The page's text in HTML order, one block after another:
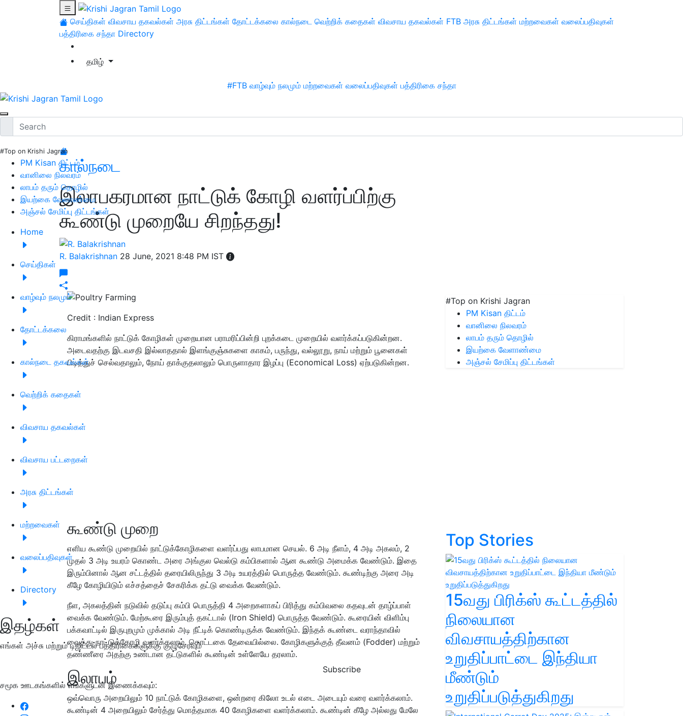
செய்திகள் விவசாய தகவல்கள் அரசு திட்டங்கள் தோட்டக்கலை கால்நடை வெற்றிக் கதைகள் விவசாய தகவல்கள் FTB அரசு திட்டங்கள் மற்றவைகள் வலைப்பதிவுகள்
பத்திரிகை சந்தா Directory
தமிழ்
#FTB வாழ்வும் நலமும் மற்றவைகள் வலைப்பதிவுகள் பத்திரிகை சந்தா
#Top on Krishi Jagran
PM Kisan திட்டம்
வானிலை நிலவரம்
லாபம் தரும் தொழில்
இயற்கை வேளாண்மை
அஞ்சல் சேமிப்பு திட்டங்கள்
Home
செய்திகள்
வாழ்வும் நலமும்
தோட்டக்கலை
கால்நடை தகவல்கள்
வெற்றிக் கதைகள்
விவசாய தகவல்கள்
விவசாய பட்டறைகள்
அரசு திட்டங்கள்
மற்றவைகள்
வலைப்பதிவுகள்
Directory
இதழ்கள்
எங்கள் அச்சு மற்றும் டிஜிட்டல் பத்திரிகைகளுக்கு குழுசேரவும்
Subscribe
சமூக ஊடகங்களில் எங்களுடன் இணைக்கவும்:
கால்நடை
இலாபகரமான நாட்டுக் கோழி வளர்ப்பிற்கு
கூண்டு முறையே சிறந்தது!
R. Balakrishnan 28 June, 2021 8:48 PM IST
Credit : Indian Express
கிராமங்களில் நாட்டுக் கோழிகள் முறையான பராமரிப்பின்றி புறக்கடை முறையில் வளர்க்கப்படுகின்றன.
அடைவதற்கு இடவசதி இல்லாததால் இளங்குஞ்சுகளை காகம், பருந்து, வல்லூறு, நாய் மற்றும் பூனைகள்
பிடித்துச் செல்வதாலும், நோய் தாக்குதலாலும் பொருளாதார இழப்பு (Economical Loss) ஏற்படுகின்றன.
கூண்டு முறை
எளிய கூண்டு முறையில் நாட்டுக்கோழிகளை வளர்ப்பது லாபமான செயல். 6 அடி நீளம், 4 அடி அகலம், 2
முதல் 3 அடி உயரம் கொண்ட அரை அங்குல வெல்டு கம்பிகளால் ஆன கூண்டு அமைக்க வேண்டும். இதை
இரும்பினால் ஆன சட்டத்தில் தரையிலிருந்து 3 அடி உயரத்தில் பொருத்த வேண்டும். கூண்டிற்கு அரை அடி
கீழே கோழியிடும் எச்சத்தைச் சேகரிக்க தட்டு வைக்க வேண்டும்.
நீள, அகலத்தின் நடுவில் தடுப்பு கம்பி பொருத்தி 4 அறைகளாகப் பிரித்து கம்பிவலை கதவுடன் தாழ்ப்பாள்
வைக்க வேண்டும். மேற்கூரை இரும்புத் தகட்டால் (Iron Shield) பொருத்த வேண்டும். கூரையின் விளிம்பு
பக்கவாட்டில் இருபுறமும் முக்கால் அடி நீட்டிக் கொண்டிருக்க வேண்டும். இந்தக் கூண்டை வராந்தாவில்
வைத்து நாட்டுக்கோழி வளர்க்கலாம். கொட்டகை தேவையில்லை. கோழிகளுக்குத் தீவனம் (Fodder) மற்றும்
தண்ணீரை அதற்கு உண்டான தட்டுகளில் கூண்டின் உள்ளேயே தரலாம்.
இலாபம்
ஒவ்வொரு அறையிலும் 10 நாட்டுக் கோழிகளை, ஒன்றரை கிலோ உடல் எடை அடையும் வரை வளர்க்கலாம்.
கூண்டின் 4 அறையிலும் சேர்த்து மொத்தமாக 40 கோழிகளை வளர்க்கலாம். கூண்டின் கீழே அல்லது மேலே
#Top on Krishi Jagran
PM Kisan திட்டம்
வானிலை நிலவரம்
லாபம் தரும் தொழில்
இயற்கை வேளாண்மை
அஞ்சல் சேமிப்பு திட்டங்கள்
Top Stories
15வது பிரிக்ஸ் கூட்டத்தில்
நிலையான
விவசாயத்திற்கான
உறுதிப்பாட்டை இந்தியா
மீண்டும்
உறுதிப்படுத்துகிறது